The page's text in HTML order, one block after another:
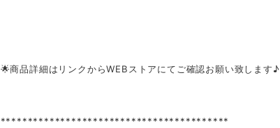
🌟商品詳細はリンクからWEBストアにてご確認お願い致します♪
******************************************